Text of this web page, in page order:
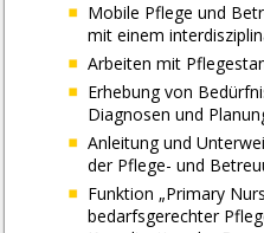
Allgemeinmedizin
Für Unternehmen
Kandidaten finden
Inserat buchen